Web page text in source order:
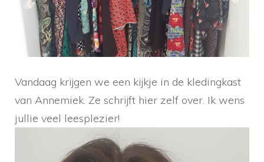
Vandaag krijgen we een kijkje in de kledingkast
van Annemiek. Ze schrijft hier zelf over. Ik wens
jullie veel leesplezier!